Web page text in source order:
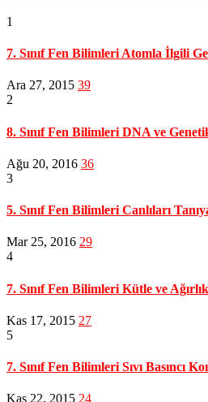
1
7. Sınıf Fen Bilimleri Atomla İlgili
Ara 27, 2015 39
2
8. Sınıf Fen Bilimleri DNA ve
Ağu 20, 2016 36
3
5. Sınıf Fen Bilimleri Canlıları
Mar 25, 2016 29
4
7. Sınıf Fen Bilimleri Kütle ve
Kas 17, 2015 27
5
7. Sınıf Fen Bilimleri Sıvı Basıncı
Kas 22, 2015 24